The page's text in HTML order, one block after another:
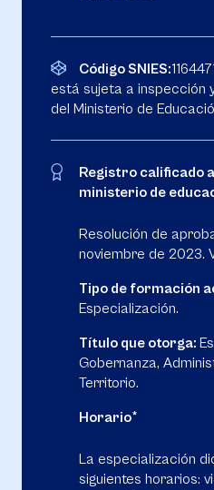
Código SNIES:
está sujeta a inspección
del Ministerio de
Registro calificado
ministerio de
Resolución de
noviembre de 2023.
Tipo de formación
Especialización.
Título que otorga:
Gobernanza,
Territorio.
Horario*
La especialización
siguientes horarios: